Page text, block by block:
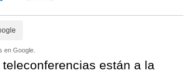
en Google.
están a la